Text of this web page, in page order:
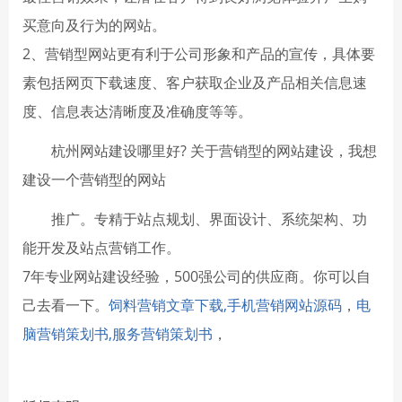
买意向及行为的网站。
2、营销型网站更有利于公司形象和产品的宣传，具体要
素包括网页下载速度、客户获取企业及产品相关信息速
度、信息表达清晰度及准确度等等。
杭州网站建设哪里好? 关于营销型的网站建设，我想
建设一个营销型的网站
推广。专精于站点规划、界面设计、系统架构、功
能开发及站点营销工作。
7年专业网站建设经验，500强公司的供应商。你可以自
己去看一下。 饲料营销文章下载,手机营销网站源码 ， 电
脑营销策划书,服务营销策划书 ，